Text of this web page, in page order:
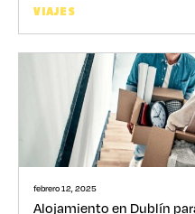
VIAJES
febrero 12, 2025
Alojamiento en Dublín